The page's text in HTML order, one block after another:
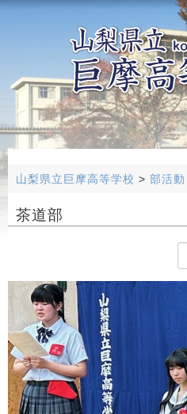
山梨県立巨摩高等学校 > 部活動
茶道部